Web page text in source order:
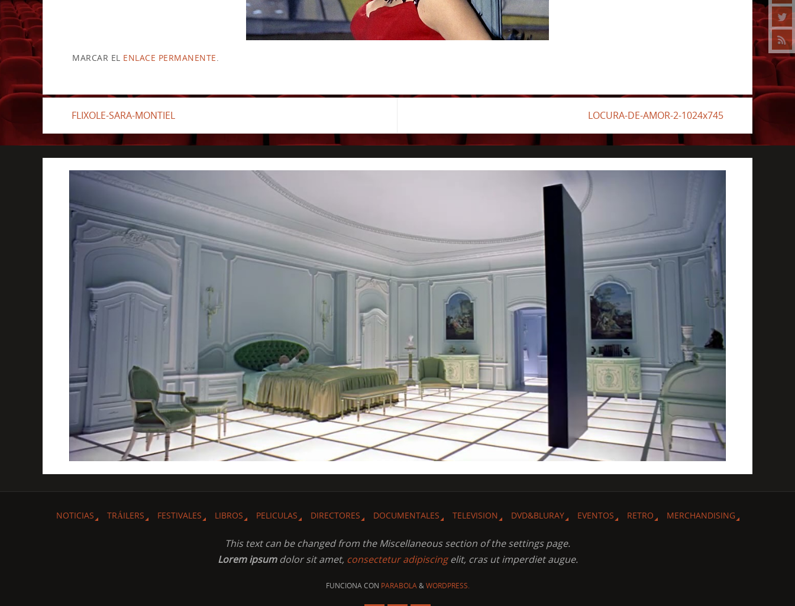
MARCAR EL ENLACE PERMANENTE
FLIXOLE-SARA-MONTIEL LOCURA-DE-AMOR-2-1024x745
NOTICIAS TRÁILERS FESTIVALES LIBROS PELICULAS DIRECTORES DOCUMENTALES TELEVISION DVD&BLURAY EVENTOS RETRO MERCHANDISING
This text can be changed from the Miscellaneous section of the settings page.
Lorem ipsumdolor sit amet, consectetur adipiscingelit, cras ut imperdiet augue.
FUNCIONA CON PARABOLA&WORDPRESS.